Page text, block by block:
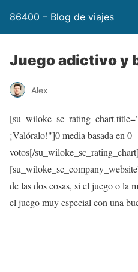
86400 – Blog de viajes
Juego adictivo y
Alex
[su_wiloke_sc_rating_chart
¡Valóralo!"]0media basada en 0
votos[/su_wiloke_sc_rating_chart]
de las dos cosas, si el juego o la
el juego muy especial con una